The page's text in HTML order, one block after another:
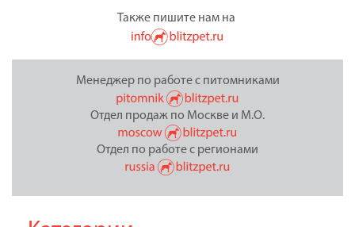
Также пишите нам на
Менеджер по работе с питомниками
Отдел продаж по Москве и М.О.
Отдел по работе с регионами